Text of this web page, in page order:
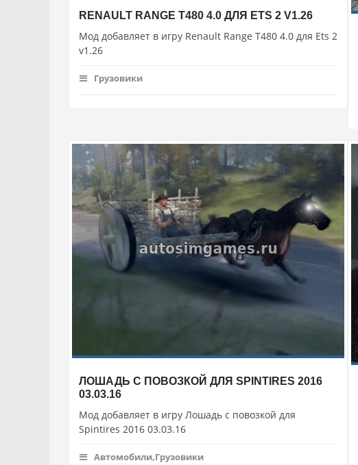
RENAULT RANGE T480 4.0 ДЛЯ ETS 2 V1.26
Мод добавляет в игру Renault Range T480 4.0 для Ets 2
v1.26
Грузовики
ЛОШАДЬ С ПОВОЗКОЙ ДЛЯ SPINTIRES 2016
03.03.16
Мод добавляет в игру Лошадь с повозкой для
Spintires 2016 03.03.16
Автомобили,Грузовики